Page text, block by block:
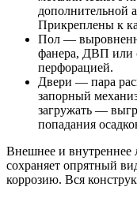
дополнительной
Прикреплены к
Пол —
фанера, ДВП или
перфорацией.
Двери — пара
запорный
загружать —
попадания
Внешнее и внутреннее
сохраняет опрятный
коррозию. Вся